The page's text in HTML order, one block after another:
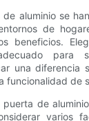
aluminio se
de
beneficios.
para
una diferencia
funcionalidad de
de
varios